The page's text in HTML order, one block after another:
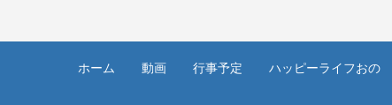
ホーム 動画 行事予定 ハッピーライフおの